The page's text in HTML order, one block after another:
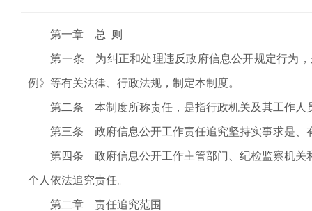
第一章 总 则
第一条 为纠正和处理违反政府信息公开规定行为，
例》等有关法律、行政法规，制定本制度。
第二条 本制度所称责任，是指行政机关及其工作人
第三条 政府信息公开工作责任追究坚持实事求是、
第四条 政府信息公开工作主管部门、纪检监察机关和
个人依法追究责任。
第二章 责任追究范围